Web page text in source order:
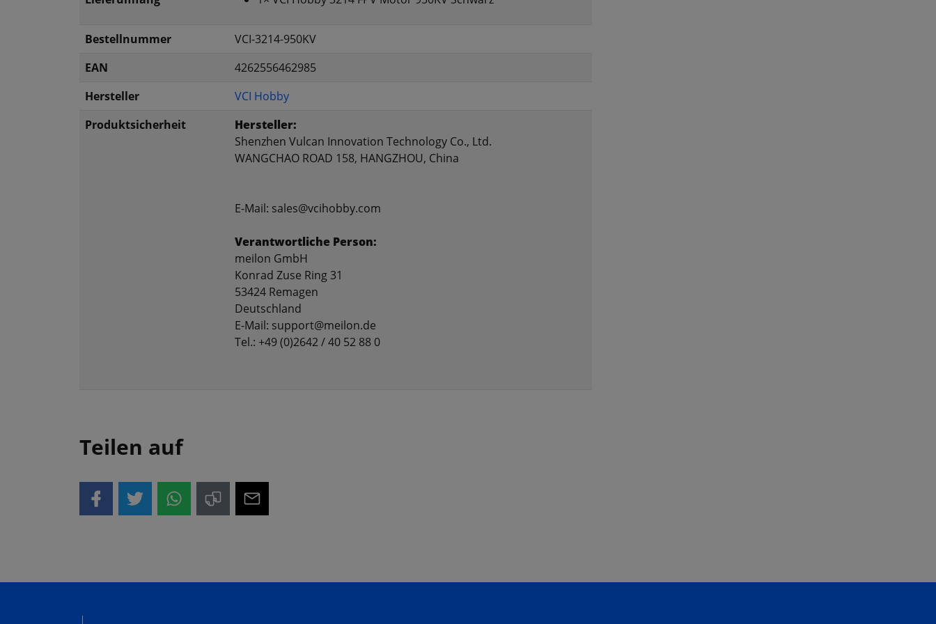
Bestellnummer
VCI-3214-950KV
EAN
4262556462985
Hersteller
VCI Hobby
Produktsicherheit
Hersteller:
Shenzhen Vulcan Innovation Technology Co., Ltd.
WANGCHAO ROAD 158, HANGZHOU, China
E-Mail: sales@vcihobby.com
Verantwortliche Person:
meilon GmbH
Konrad Zuse Ring 31
53424 Remagen
Deutschland
E-Mail: support@meilon.de
Tel.: +49 (0)2642 / 40 52 88 0
Teilen auf